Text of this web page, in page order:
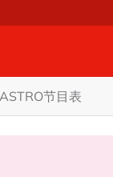
ASTRO节目表